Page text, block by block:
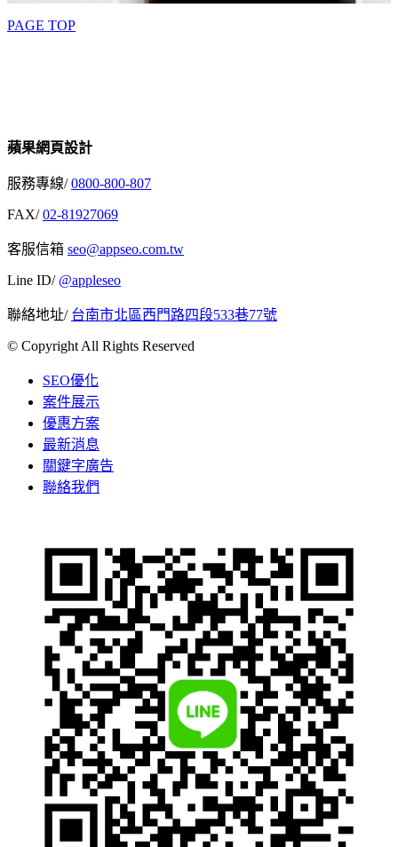
PAGE TOP
蘋果網頁設計
服務專線/0800-800-807
FAX/02-81927069
客服信箱 seo@appseo.com.tw
Line ID/ @appleseo
聯絡地址/ 台南市北區西門路四段533巷77號
© Copyright All Rights Reserved
SEO優化
案件展示
優惠方案
最新消息
關鍵字廣告
聯絡我們